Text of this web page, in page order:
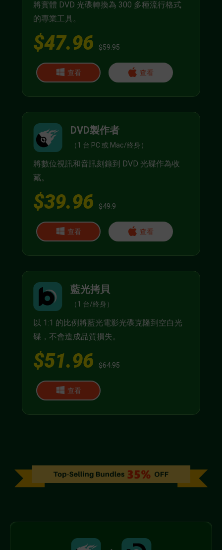
將實體 DVD 光碟轉換為 300 多種流行格式
的專業工具。
$47.96 $59.95
查看 查看
DVD製作者
（1 台 PC 或 Mac/終身）
將數位視訊和音訊刻錄到 DVD 光碟作為收
藏。
$39.96 $49.9
查看 查看
藍光拷貝
（1 台/終身）
以 1:1 的比例將藍光電影光碟克隆到空白光
碟，不會造成品質損失。
$51.96 $64.95
查看